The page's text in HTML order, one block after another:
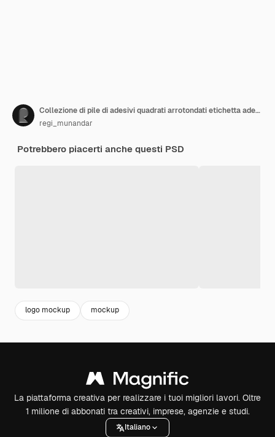
Collezione di pile di adesivi quadrati arrotondati etichetta adesiva etichetta realistico mockup
regi_munandar
Potrebbero piacerti anche questi PSD
logo mockup mockup
La piattaforma creativa per realizzare i tuoi migliori lavori. Oltre
1 milione di abbonati tra creativi, imprese, agenzie e studi.
Italiano